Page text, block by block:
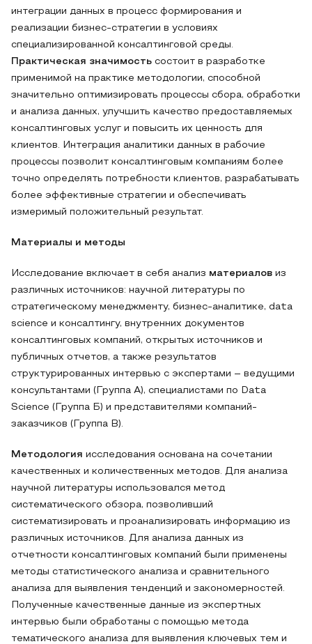
интеграции данных в процесс формирования и
реализации бизнес-стратегии в условиях
специализированной консалтинговой среды.
Практическая значимость состоит в разработке
применимой на практике методологии, способной
значительно оптимизировать процессы сбора, обработки
и анализа данных, улучшить качество предоставляемых
консалтинговых услуг и повысить их ценность для
клиентов. Интеграция аналитики данных в рабочие
процессы позволит консалтинговым компаниям более
точно определять потребности клиентов, разрабатывать
более эффективные стратегии и обеспечивать
измеримый положительный результат.
Материалы и методы
Исследование включает в себя анализ материалов из
различных источников: научной литературы по
стратегическому менеджменту, бизнес-аналитике, data
science и консалтингу, внутренних документов
консалтинговых компаний, открытых источников и
публичных отчетов, а также результатов
структурированных интервью с экспертами – ведущими
консультантами (Группа А), специалистами по Data
Science (Группа Б) и представителями компаний-
заказчиков (Группа В).
Методология исследования основана на сочетании
качественных и количественных методов. Для анализа
научной литературы использовался метод
систематического обзора, позволивший
систематизировать и проанализировать информацию из
различных источников. Для анализа данных из
отчетности консалтинговых компаний были применены
методы статистического анализа и сравнительного
анализа для выявления тенденций и закономерностей.
Полученные качественные данные из экспертных
интервью были обработаны с помощью метода
тематического анализа для выявления ключевых тем и